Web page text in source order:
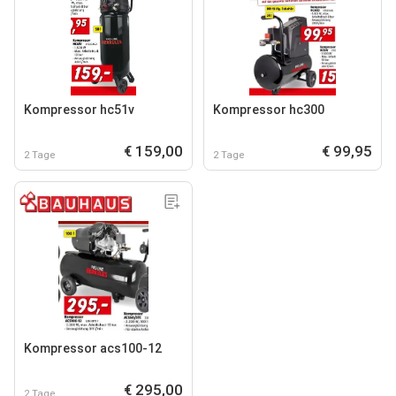
Kompressor hc51v
2 Tage € 159,00
Kompressor hc300
2 Tage € 99,95
Kompressor acs100-12
2 Tage € 295,00